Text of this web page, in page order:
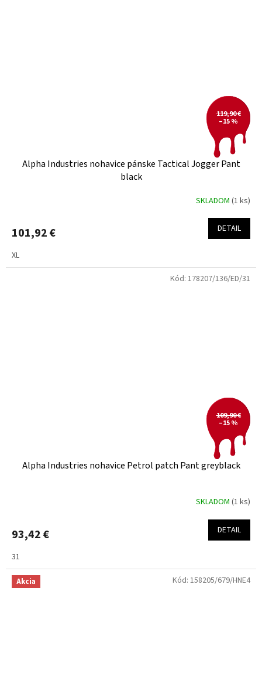
119,90 €
–15 %
Alpha Industries nohavice pánske Tactical Jogger Pant
black
SKLADOM (1 ks)
101,92 € DETAIL
XL
109,90 €
–15 %
Alpha Industries nohavice Petrol patch Pant greyblack
SKLADOM (1 ks)
93,42 € DETAIL
31
Kód: 178207/136/ED/31
Akcia Kód: 158205/679/HNE4